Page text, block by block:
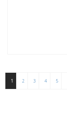
1 2 3 4 5